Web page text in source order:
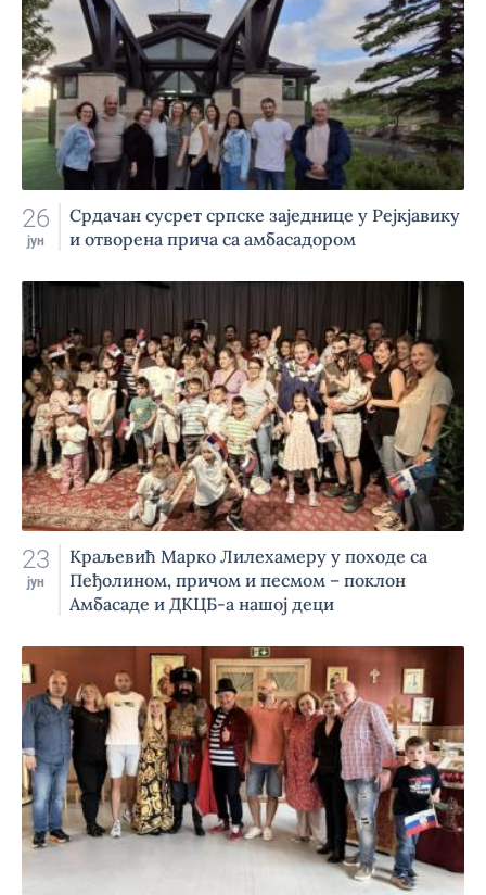
26
јун
Срдачан сусрет српске заједнице у Рејкјавику
и отворена прича са амбасадором
23
јун
Краљевић Марко Лилехамеру у походе са
Пеђолином, причом и песмом – поклон
Амбасаде и ДКЦБ-а нашој деци